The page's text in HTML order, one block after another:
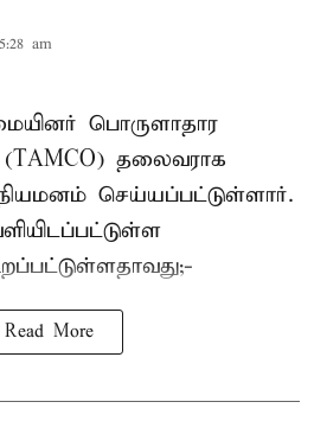
am
பொருளாதார
தலைவராக
செய்யப்பட்டுள்ளார்.
Read More